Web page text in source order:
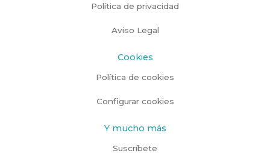
Política de privacidad
Aviso Legal
Cookies
Política de cookies
Configurar cookies
Y mucho más
Suscríbete